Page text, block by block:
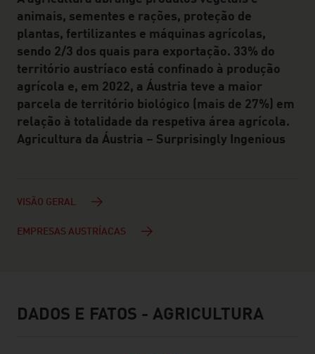
animais, sementes e rações, proteção de
plantas, fertilizantes e máquinas agrícolas,
sendo 2/3 dos quais para exportação. 33% do
território austríaco está confinado à produção
agrícola e, em 2022, a Áustria teve a maior
parcela de território biológico (mais de 27%) em
relação à totalidade da respetiva área agrícola.
Agricultura da Áustria – Surprisingly Ingenious
VISÃO GERAL
EMPRESAS AUSTRÍACAS
facts & figures
DADOS E FATOS - AGRICULTURA